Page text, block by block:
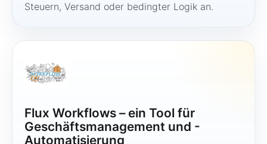
Steuern, Versand oder bedingter Logik an.
Flux Workflows – ein Tool für
Geschäftsmanagement und -
Automatisierung